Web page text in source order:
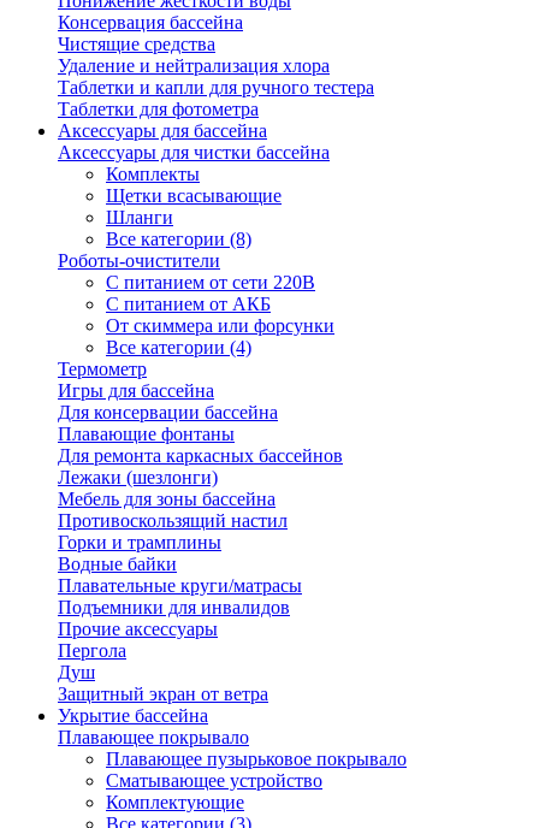
Консервация бассейна
Чистящие средства
Удаление и нейтрализация хлора
Таблетки и капли для ручного тестера
Таблетки для фотометра
Аксессуары для бассейна
Аксессуары для чистки бассейна
Комплекты
Щетки всасывающие
Шланги
Все категории (8)
Роботы-очистители
С питанием от сети 220В
С питанием от АКБ
От скиммера или форсунки
Все категории (4)
Термометр
Игры для бассейна
Для консервации бассейна
Плавающие фонтаны
Для ремонта каркасных бассейнов
Лежаки (шезлонги)
Мебель для зоны бассейна
Противоскользящий настил
Горки и трамплины
Водные байки
Плавательные круги/матрасы
Подъемники для инвалидов
Прочие аксессуары
Пергола
Душ
Защитный экран от ветра
Укрытие бассейна
Плавающее покрывало
Плавающее пузырьковое покрывало
Сматывающее устройство
Комплектующие
Все категории (3)